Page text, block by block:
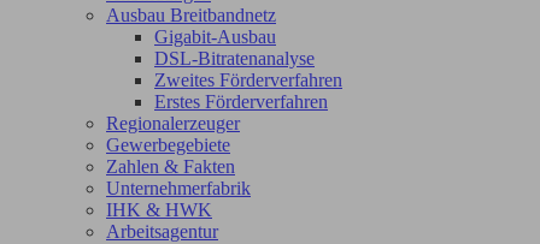
Ausbau Breitbandnetz
Gigabit-Ausbau
DSL-Bitratenanalyse
Zweites Förderverfahren
Erstes Förderverfahren
Regionalerzeuger
Gewerbegebiete
Zahlen & Fakten
Unternehmerfabrik
IHK & HWK
Arbeitsagentur